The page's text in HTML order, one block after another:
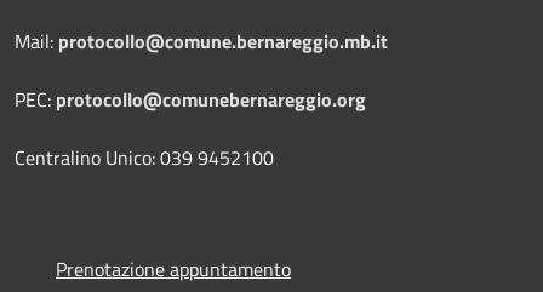
Mail: protocollo@comune.bernareggio.mb.it
PEC: protocollo@comunebernareggio.org
Centralino Unico: 039 9452100
Prenotazione appuntamento